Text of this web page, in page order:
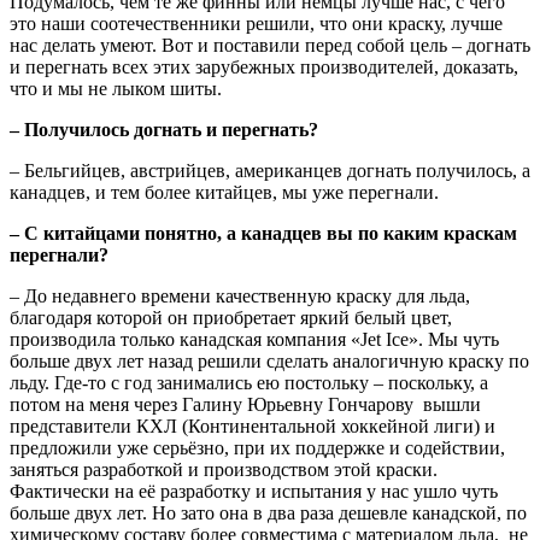
это наши соотечественники решили, что они краску, лучше
нас делать умеют. Вот и поставили перед собой цель – догнать
и перегнать всех этих зарубежных производителей, доказать,
что и мы не лыком шиты.
– Получилось догнать и перегнать?
– Бельгийцев, австрийцев, американцев догнать получилось, а
канадцев, и тем более китайцев, мы уже перегнали.
– С китайцами понятно, а канадцев вы по каким краскам
перегнали?
– До недавнего времени качественную краску для льда,
благодаря которой он приобретает яркий белый цвет,
производила только канадская компания «Jet Ice». Мы чуть
больше двух лет назад решили сделать аналогичную краску по
льду. Где-то с год занимались ею постольку – поскольку, а
потом на меня через Галину Юрьевну Гончарову вышли
представители КХЛ (Континентальной хоккейной лиги) и
предложили уже серьёзно, при их поддержке и содействии,
заняться разработкой и производством этой краски.
Фактически на её разработку и испытания у нас ушло чуть
больше двух лет. Но зато она в два раза дешевле канадской, по
химическому составу более совместима с материалом льда, не